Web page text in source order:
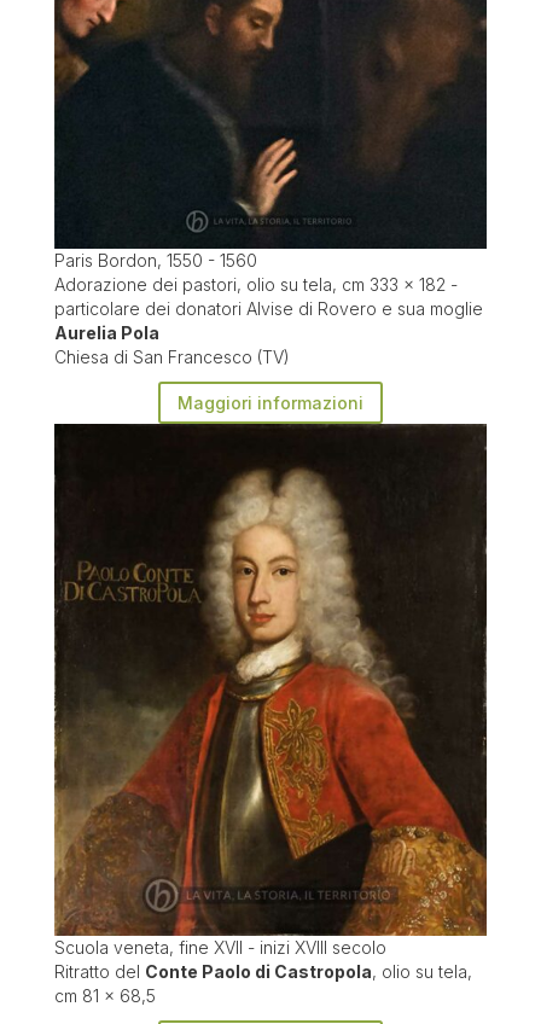
Paris Bordon, 1550 - 1560
Adorazione dei pastori, olio su tela, cm 333 x 182 -
particolare dei donatori Alvise di Rovero e sua moglie
Aurelia Pola
Chiesa di San Francesco (TV)
Maggiori informazioni
Scuola veneta, fine XVII - inizi XVIII secolo
Ritratto del Conte Paolo di Castropola, olio su tela,
cm 81 x 68,5